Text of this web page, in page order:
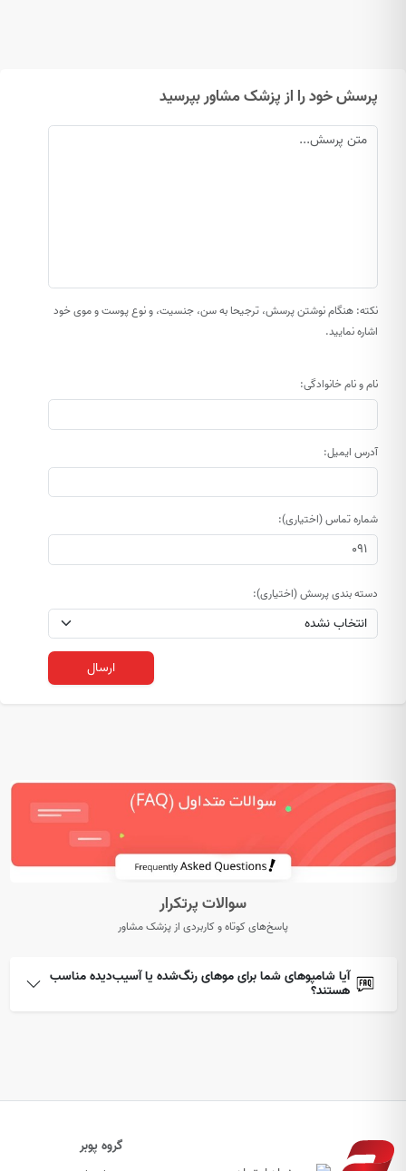
پرسش خود را از پزشک مشاور بپرسید
نکته: هنگام نوشتن پرسش، ترجیحا به سن، جنسیت، و نوع پوست و موی خود
اشاره نمایید.
نام و نام خانوادگی:
آدرس ایمیل:
شماره تماس (اختیاری):
دسته بندی پرسش (اختیاری):
ارسال
سوالات پرتکرار
پاسخ‌های کوتاه و کاربردی از پزشک مشاور
آیا شامپوهای شما برای موهای رنگ‌شده یا آسیب‌دیده مناسب
هستند؟
گروه پوبر